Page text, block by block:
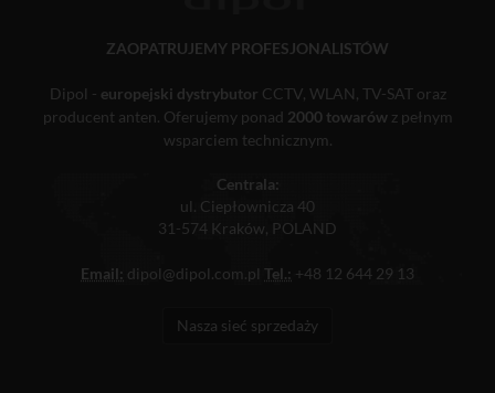
ZAOPATRUJEMY PROFESJONALISTÓW
Dipol - europejski dystrybutor CCTV, WLAN, TV-SAT oraz
producent anten. Oferujemy ponad 2000 towarówz pełnym
wsparciem technicznym.
Centrala:
ul. Ciepłownicza 40
31-574 Kraków, POLAND
Email: dipol@dipol.com.pl Tel.: +48 12 644 29 13
Nasza sieć sprzedaży